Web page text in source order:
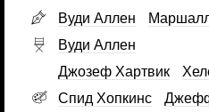
Вуди Аллен
Вуди Аллен
Джозеф Хартвик
Спид Хопкинс